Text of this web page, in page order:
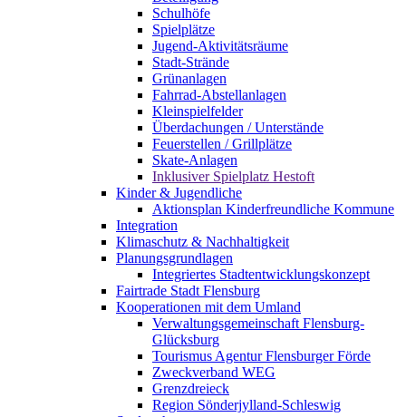
Schulhöfe
Spielplätze
Jugend-Aktivitätsräume
Stadt-Strände
Grünanlagen
Fahrrad-Abstellanlagen
Kleinspielfelder
Überdachungen / Unterstände
Feuerstellen / Grillplätze
Skate-Anlagen
Inklusiver Spielplatz Hestoft
Kinder & Jugendliche
Aktionsplan Kinderfreundliche Kommune
Integration
Klimaschutz & Nachhaltigkeit
Planungsgrundlagen
Integriertes Stadtentwicklungskonzept
Fairtrade Stadt Flensburg
Kooperationen mit dem Umland
Verwaltungsgemeinschaft Flensburg-
Glücksburg
Tourismus Agentur Flensburger Förde
Zweckverband WEG
Grenzdreieck
Region Sönderjylland-Schleswig